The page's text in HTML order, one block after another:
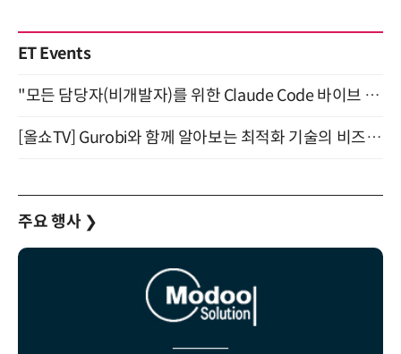
ET Events
"모든 담당자(비개발자)를 위한 Claude Code 바이브 코딩 2-day 부트캠프" 9월 16~17일 개최
[올쇼TV] Gurobi와 함께 알아보는 최적화 기술의 비즈니스 활용 (8월 20일 생방송)
주요 행사 ❯